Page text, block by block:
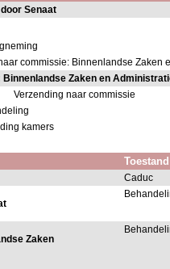
Senaat
commissie: Binnenlandse Zaken
Zaken en
Verzending naar commissie
kamers
Toestand
Caduc
Zaken